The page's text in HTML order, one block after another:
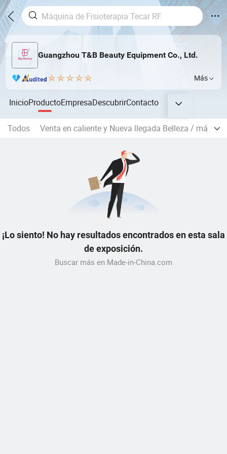
Guangzhou T&B Beauty Equipment Co., Ltd.
Más
InicioProductoEmpresaDescubrirContacto
Todos Venta en caliente y Nueva llegada Belleza /
¡Lo siento! No hay resultados encontrados en esta sala
de exposición.
Buscar más en Made-in-China.com